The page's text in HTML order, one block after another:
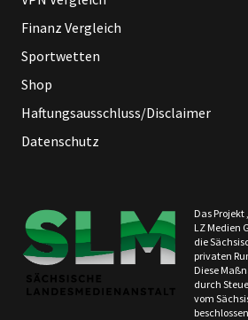
Finanz Vergleich
Sportwetten
Shop
Haftungsausschluss/Disclaimer
Datenschutz
Das Projekt
LZ Medien
die
privaten
Diese
durch
vom